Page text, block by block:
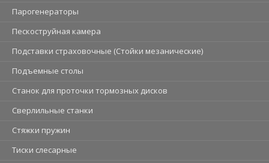
Парогенераторы
Пескоструйная камера
Подставки страховочные (Стойки мезанические)
Подъемные столы
Станок для проточки тормозных дисков
Сверлильные станки
Стяжки пружин
Тиски слесарные